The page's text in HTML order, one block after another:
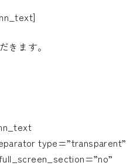
きます。
type=”transparent”